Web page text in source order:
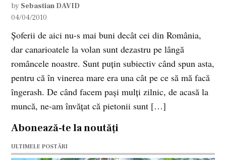
by Sebastian DAVID
04/04/2010
Şoferii de aici nu-s mai buni decât cei din România,
dar canarioatele la volan sunt dezastru pe lângă
româncele noastre. Sunt puţin subiectiv când spun asta,
pentru că în vinerea mare era una cât pe ce să mă facă
îngerash. De când facem paşi mulţi zilnic, de acasă la
muncă, ne-am învăţat că pietonii sunt […]
Abonează-te la noutăți
ULTIMELE POSTĂRI